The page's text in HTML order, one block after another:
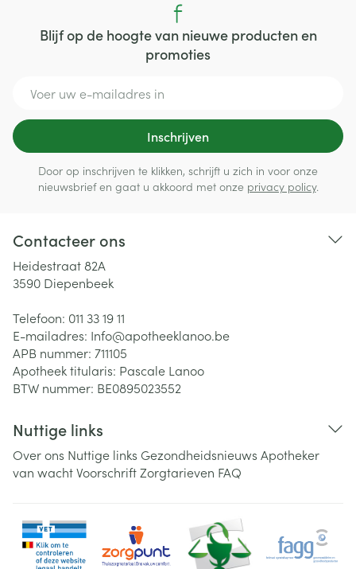
Blijf op de hoogte van nieuwe producten en
promoties
Inschrijven
Door op inschrijven te klikken, schrijft u zich in voor onze
nieuwsbrief en gaat u akkoord met onze privacy policy.
Contacteer ons
Heidestraat 82A
3590 Diepenbeek
Telefoon: 011 33 19 11
E-mailadres: Info@apotheeklanoo.be
APB nummer: 711105
Apotheek titularis: Pascale Lanoo
BTW nummer: BE0895023552
Nuttige links
Over ons Nuttige links Gezondheidsnieuws Apotheker
van wachtVoorschriftZorgtarieven FAQ